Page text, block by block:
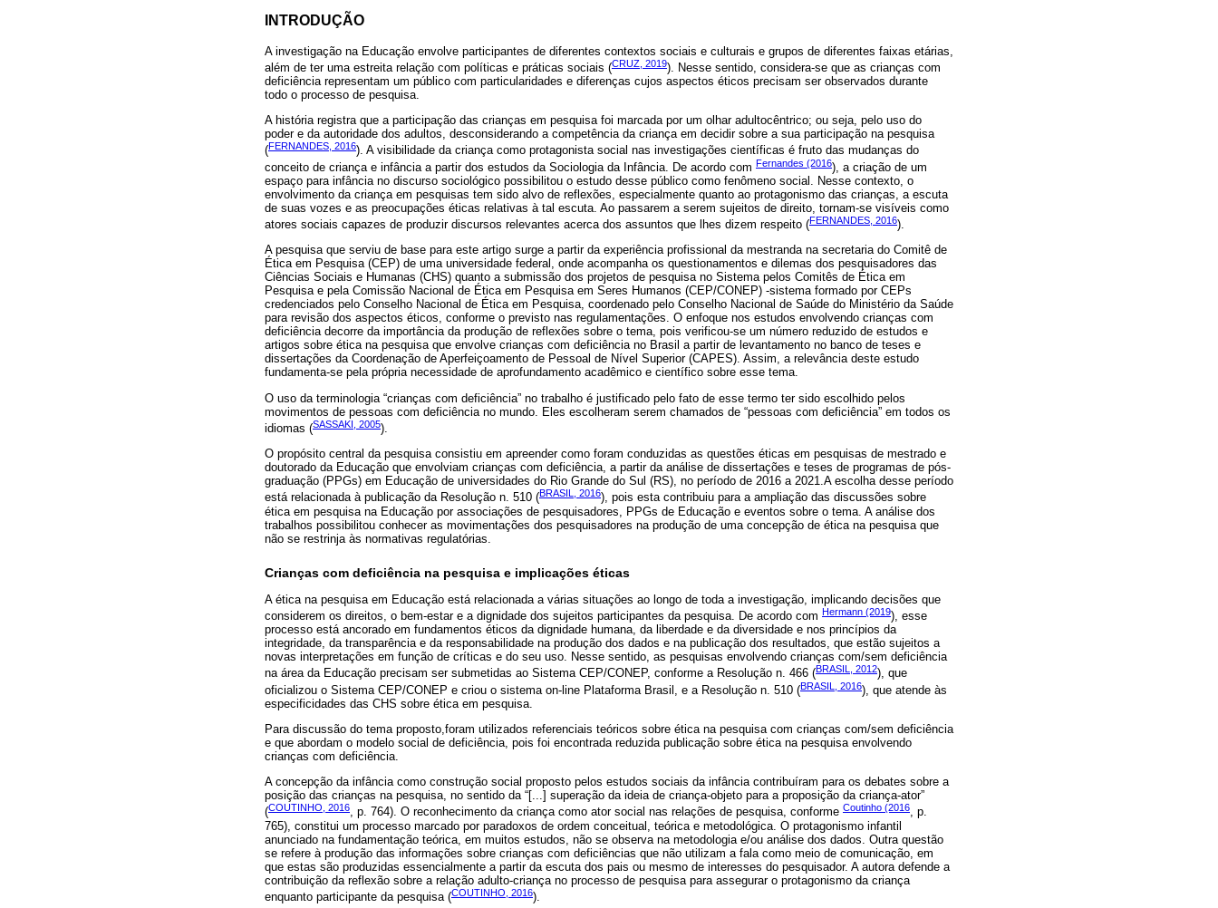
INTRODUÇÃO
A investigação na Educação envolve participantes de diferentes contextos sociais e culturais e grupos de diferentes faixas etárias,
além de ter uma estreita relação com políticas e práticas sociais (CRUZ, 2019). Nesse sentido, considera-se que as crianças com
deficiência representam um público com particularidades e diferenças cujos aspectos éticos precisam ser observados durante
todo o processo de pesquisa.
A história registra que a participação das crianças em pesquisa foi marcada por um olhar adultocêntrico; ou seja, pelo uso do
poder e da autoridade dos adultos, desconsiderando a competência da criança em decidir sobre a sua participação na pesquisa
(FERNANDES, 2016). A visibilidade da criança como protagonista social nas investigações científicas é fruto das mudanças do
conceito de criança e infância a partir dos estudos da Sociologia da Infância. De acordo com Fernandes (2016), a criação de um
espaço para infância no discurso sociológico possibilitou o estudo desse público como fenômeno social. Nesse contexto, o
envolvimento da criança em pesquisas tem sido alvo de reflexões, especialmente quanto ao protagonismo das crianças, a escuta
de suas vozes e as preocupações éticas relativas à tal escuta. Ao passarem a serem sujeitos de direito, tornam-se visíveis como
atores sociais capazes de produzir discursos relevantes acerca dos assuntos que lhes dizem respeito (FERNANDES, 2016).
A pesquisa que serviu de base para este artigo surge a partir da experiência profissional da mestranda na secretaria do Comitê de
Ética em Pesquisa (CEP) de uma universidade federal, onde acompanha os questionamentos e dilemas dos pesquisadores das
Ciências Sociais e Humanas (CHS) quanto a submissão dos projetos de pesquisa no Sistema pelos Comitês de Ética em
Pesquisa e pela Comissão Nacional de Ética em Pesquisa em Seres Humanos (CEP/CONEP) -sistema formado por CEPs
credenciados pelo Conselho Nacional de Ética em Pesquisa, coordenado pelo Conselho Nacional de Saúde do Ministério da Saúde
para revisão dos aspectos éticos, conforme o previsto nas regulamentações. O enfoque nos estudos envolvendo crianças com
deficiência decorre da importância da produção de reflexões sobre o tema, pois verificou-se um número reduzido de estudos e
artigos sobre ética na pesquisa que envolve crianças com deficiência no Brasil a partir de levantamento no banco de teses e
dissertações da Coordenação de Aperfeiçoamento de Pessoal de Nível Superior (CAPES). Assim, a relevância deste estudo
fundamenta-se pela própria necessidade de aprofundamento acadêmico e científico sobre esse tema.
O uso da terminologia “crianças com deficiência” no trabalho é justificado pelo fato de esse termo ter sido escolhido pelos
movimentos de pessoas com deficiência no mundo. Eles escolheram serem chamados de “pessoas com deficiência” em todos os
idiomas (SASSAKI, 2005).
O propósito central da pesquisa consistiu em apreender como foram conduzidas as questões éticas em pesquisas de mestrado e
doutorado da Educação que envolviam crianças com deficiência, a partir da análise de dissertações e teses de programas de pós-
graduação (PPGs) em Educação de universidades do Rio Grande do Sul (RS), no período de 2016 a 2021.A escolha desse período
está relacionada à publicação da Resolução n. 510 (BRASIL, 2016), pois esta contribuiu para a ampliação das discussões sobre
ética em pesquisa na Educação por associações de pesquisadores, PPGs de Educação e eventos sobre o tema. A análise dos
trabalhos possibilitou conhecer as movimentações dos pesquisadores na produção de uma concepção de ética na pesquisa que
não se restrinja às normativas regulatórias.
Crianças com deficiência na pesquisa e implicações éticas
A ética na pesquisa em Educação está relacionada a várias situações ao longo de toda a investigação, implicando decisões que
considerem os direitos, o bem-estar e a dignidade dos sujeitos participantes da pesquisa. De acordo com Hermann (2019), esse
processo está ancorado em fundamentos éticos da dignidade humana, da liberdade e da diversidade e nos princípios da
integridade, da transparência e da responsabilidade na produção dos dados e na publicação dos resultados, que estão sujeitos a
novas interpretações em função de críticas e do seu uso. Nesse sentido, as pesquisas envolvendo crianças com/sem deficiência
na área da Educação precisam ser submetidas ao Sistema CEP/CONEP, conforme a Resolução n. 466 (BRASIL, 2012), que
oficializou o Sistema CEP/CONEP e criou o sistema on-line Plataforma Brasil, e a Resolução n. 510 (BRASIL, 2016), que atende às
especificidades das CHS sobre ética em pesquisa.
Para discussão do tema proposto,foram utilizados referenciais teóricos sobre ética na pesquisa com crianças com/sem deficiência
e que abordam o modelo social de deficiência, pois foi encontrada reduzida publicação sobre ética na pesquisa envolvendo
crianças com deficiência.
A concepção da infância como construção social proposto pelos estudos sociais da infância contribuíram para os debates sobre a
posição das crianças na pesquisa, no sentido da “[...] superação da ideia de criança-objeto para a proposição da criança-ator”
(COUTINHO, 2016, p. 764). O reconhecimento da criança como ator social nas relações de pesquisa, conforme Coutinho (2016, p.
765), constitui um processo marcado por paradoxos de ordem conceitual, teórica e metodológica. O protagonismo infantil
anunciado na fundamentação teórica, em muitos estudos, não se observa na metodologia e/ou análise dos dados. Outra questão
se refere à produção das informações sobre crianças com deficiências que não utilizam a fala como meio de comunicação, em
que estas são produzidas essencialmente a partir da escuta dos pais ou mesmo de interesses do pesquisador. A autora defende a
contribuição da reflexão sobre a relação adulto-criança no processo de pesquisa para assegurar o protagonismo da criança
enquanto participante da pesquisa (COUTINHO, 2016).